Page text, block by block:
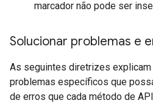
marcador não pode ser
Solucionar problemas e
As seguintes diretrizes
problemas específicos que
de erros que cada método de